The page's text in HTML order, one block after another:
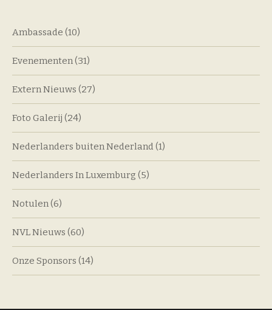
Ambassade (10)
Evenementen(31)
Extern Nieuws (27)
Foto Galerij (24)
Nederlanders buiten Nederland (1)
Nederlanders In Luxemburg (5)
Notulen(6)
NVL Nieuws (60)
Onze Sponsors (14)